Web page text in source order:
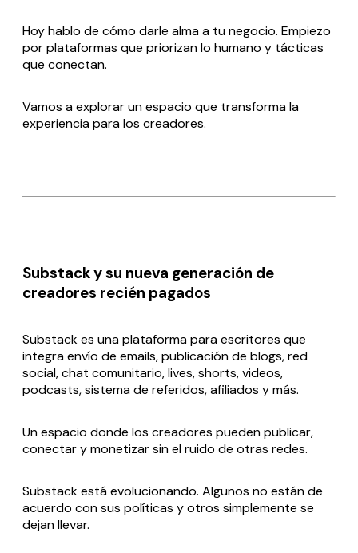
Hoy hablo de cómo darle alma a tu negocio. Empiezo
por plataformas que priorizan lo humano y tácticas
que conectan.
Vamos a explorar un espacio que transforma la
experiencia para los creadores.
Substack y su nueva generación de
creadores recién pagados
Substack es una plataforma para escritores que
integra envío de emails, publicación de blogs, red
social, chat comunitario, lives, shorts, videos,
podcasts, sistema de referidos, afiliados y más.
Un espacio donde los creadores pueden publicar,
conectar y monetizar sin el ruido de otras redes.
Substack está evolucionando. Algunos no están de
acuerdo con sus políticas y otros simplemente se
dejan llevar.